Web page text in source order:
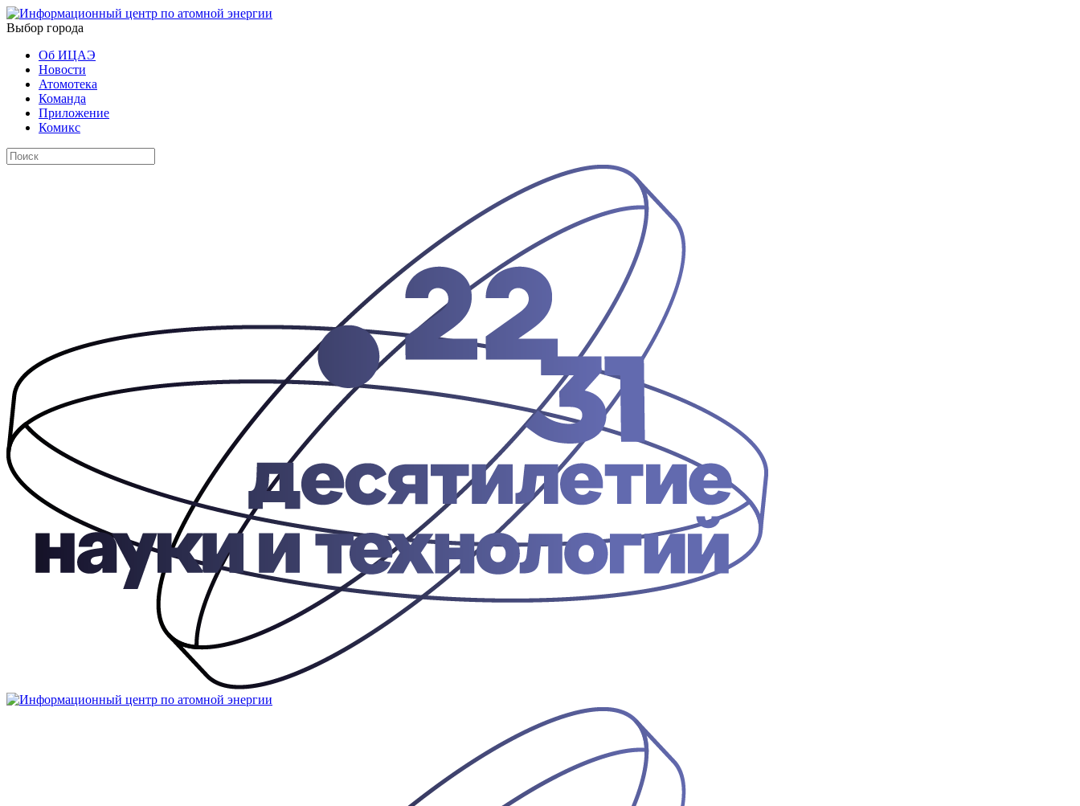
Выбор города
Об ИЦАЭ
Новости
Атомотека
Команда
Приложение
Комикс